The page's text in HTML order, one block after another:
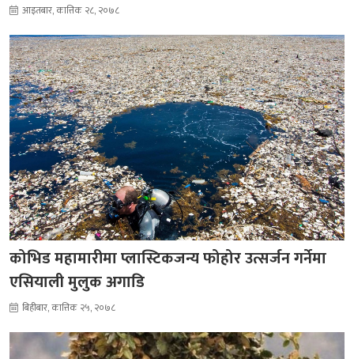
आइतबार, कात्तिक २८, २०७८
कोभिड महामारीमा प्लास्टिकजन्य फोहोर उत्सर्जन गर्नेमा
एसियाली मुलुक अगाडि
बिहीबार, कात्तिक २५, २०७८